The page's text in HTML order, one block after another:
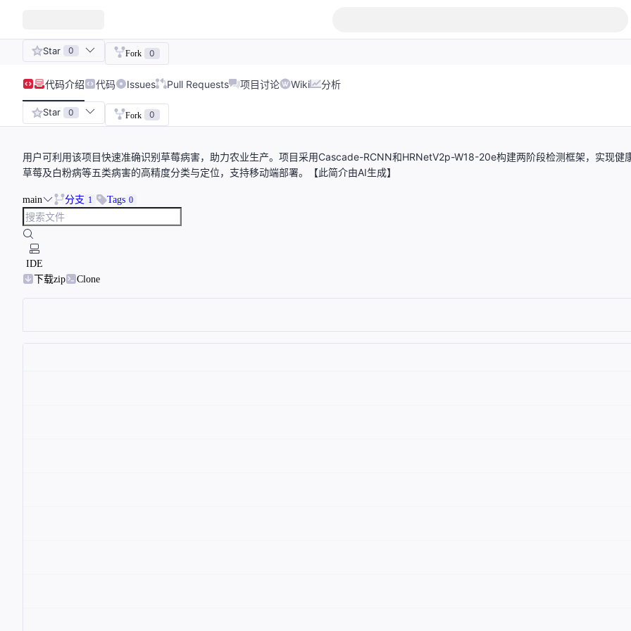
Star 0 Fork 0
代码介绍 代码 Issues Pull Requests 项目讨论 Wiki 分析
Star 0 Fork 0
用户可利用该项目快速准确识别草莓病害，助力农业生产。项目采用Cascade-RCNN和HRNetV2p-W18-20e构建两阶段检测框架，实现健
草莓及白粉病等五类病害的高精度分类与定位，支持移动端部署。【此简介由AI生成】
main 分支 1 Tags 0
IDE
下载zip
Clone